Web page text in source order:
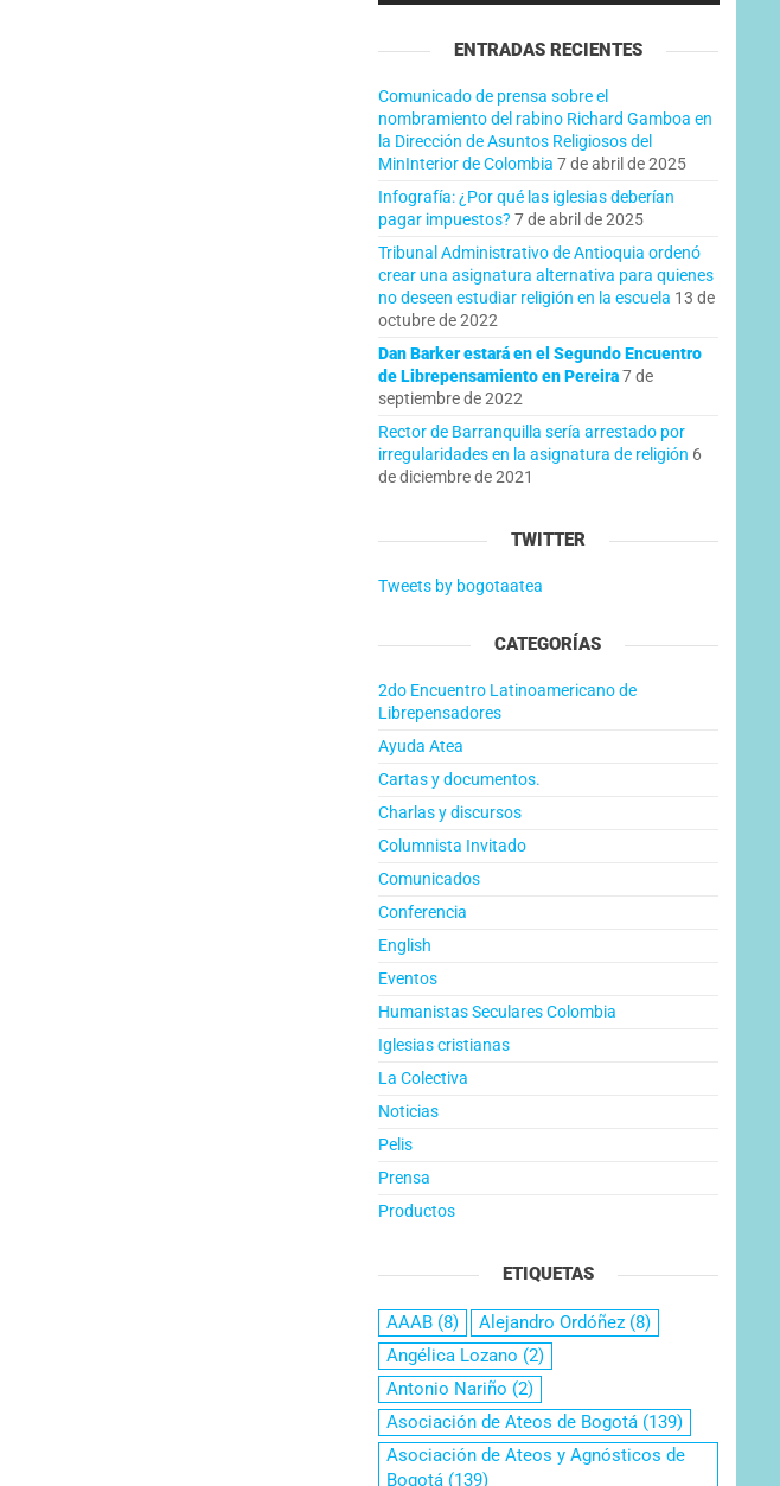
ENTRADAS RECIENTES
Comunicado de prensa sobre el
nombramiento del rabino Richard Gamboa en
la Dirección de Asuntos Religiosos del
MinInterior de Colombia 7 de abril de 2025
Infografía: ¿Por qué las iglesias deberían
pagar impuestos? 7 de abril de 2025
Tribunal Administrativo de Antioquia ordenó
crear una asignatura alternativa para quienes
no deseen estudiar religión en la escuela 13 de
octubre de 2022
Dan Barker estará en el Segundo Encuentro
de Librepensamiento en Pereira 7 de
septiembre de 2022
Rector de Barranquilla sería arrestado por
irregularidades en la asignatura de religión 6
de diciembre de 2021
TWITTER
Tweets by bogotaatea
CATEGORÍAS
2do Encuentro Latinoamericano de
Librepensadores
Ayuda Atea
Cartas y documentos.
Charlas y discursos
Columnista Invitado
Comunicados
Conferencia
English
Eventos
Humanistas Seculares Colombia
Iglesias cristianas
La Colectiva
Noticias
Pelis
Prensa
Productos
ETIQUETAS
AAAB(8) Alejandro Ordóñez(8)
Angélica Lozano (2)
Antonio Nariño (2)
Asociación de Ateos de Bogotá(139)
Asociación de Ateos y Agnósticos de
Bogotá(139)